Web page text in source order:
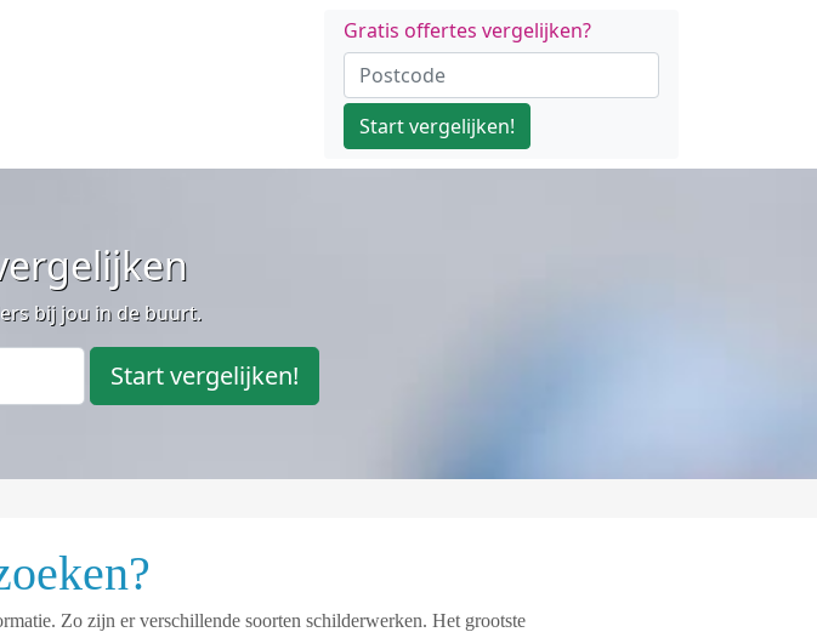
Gratis offertes vergelijken?
Start vergelijken!
bij jou in de buurt.
Start vergelijken!
Zo zijn er verschillende soorten schilderwerken. Het grootste